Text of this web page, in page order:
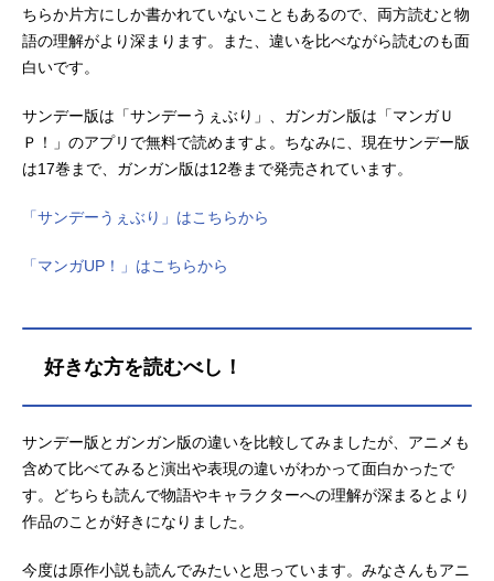
ちらか片方にしか書かれていないこともあるので、両方読むと物
語の理解がより深まります。また、違いを比べながら読むのも面
白いです。
サンデー版は「サンデーうぇぶり」、ガンガン版は「マンガＵ
Ｐ！」のアプリで無料で読めますよ。ちなみに、現在サンデー版
は17巻まで、ガンガン版は12巻まで発売されています。
「サンデーうぇぶり」はこちらから
「マンガUP！」はこちらから
好きな方を読むべし！
サンデー版とガンガン版の違いを比較してみましたが、アニメも
含めて比べてみると演出や表現の違いがわかって面白かったで
す。どちらも読んで物語やキャラクターへの理解が深まるとより
作品のことが好きになりました。
今度は原作小説も読んでみたいと思っています。みなさんもアニ